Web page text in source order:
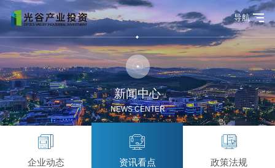
导航
新闻中心
NEWS CENTER
企业动态 资讯看点 政策法规